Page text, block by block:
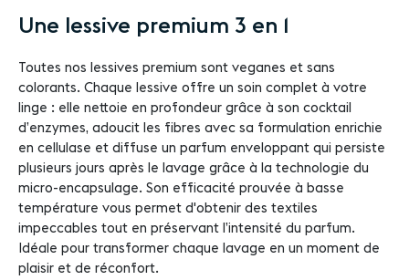
Une lessive premium 3 en 1
Toutes nos lessives premium sont veganes et sans
colorants. Chaque lessive offre un soin complet à votre
linge : elle nettoie en profondeur grâce à son cocktail
d’enzymes, adoucit les fibres avec sa formulation enrichie
en cellulase et diffuse un parfum enveloppant qui persiste
plusieurs jours après le lavage grâce à la technologie du
micro-encapsulage. Son efficacité prouvée à basse
température vous permet d'obtenir des textiles
impeccables tout en préservant l’intensité du parfum.
Idéale pour transformer chaque lavage en un moment de
plaisir et de réconfort.